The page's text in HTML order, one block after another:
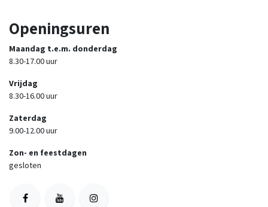
Openingsuren
Maandag t.e.m. donderdag
8.30-17.00 uur
Vrijdag
8.30-16.00 uur
Zaterdag
9.00-12.00 uur
Zon- en feestdagen
gesloten